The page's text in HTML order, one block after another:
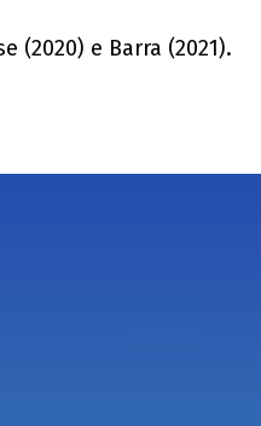
(2020) e Barra (2021).